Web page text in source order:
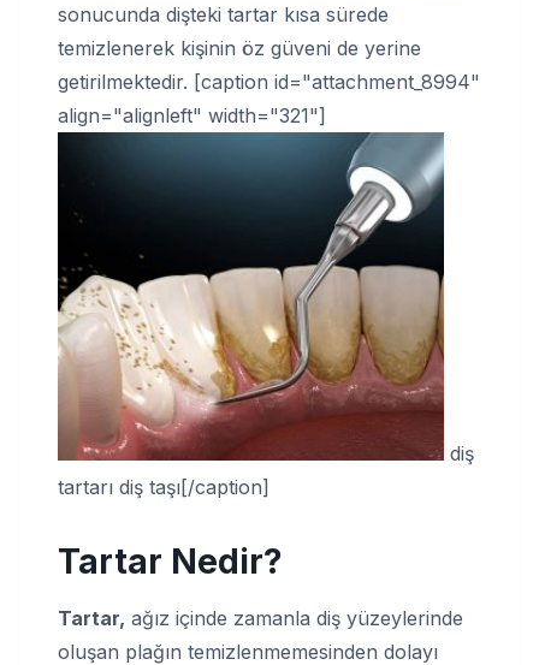
sonucunda dişteki tartar kısa sürede
temizlenerek kişinin öz güveni de yerine
getirilmektedir. [caption id="attachment_8994"
align="alignleft" width="321"]
diş
tartarı diş taşı[/caption]
Tartar Nedir?
Tartar, ağız içinde zamanla diş yüzeylerinde
oluşan plağın temizlenmemesinden dolayı